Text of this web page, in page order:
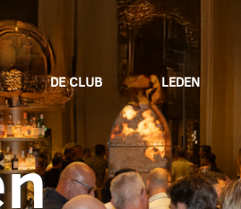
DE CLUB LEDEN